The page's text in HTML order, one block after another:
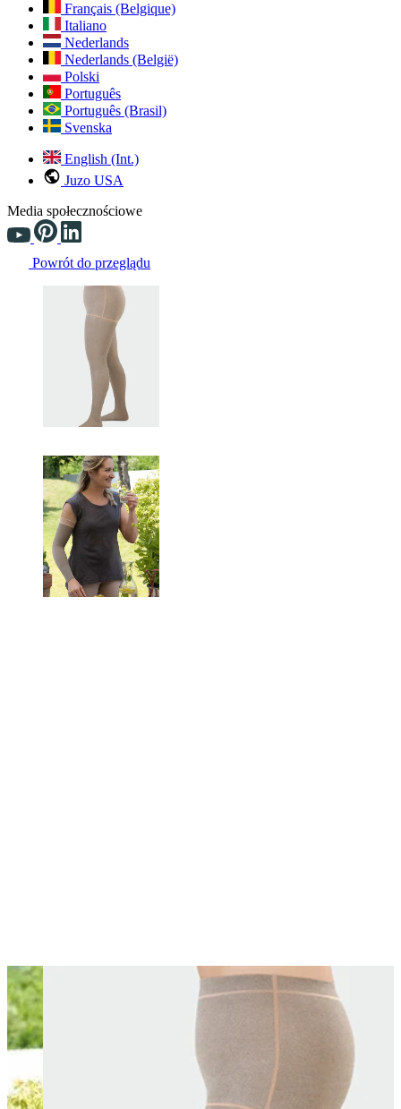
Français (Belgique)
Italiano
Nederlands
Nederlands (België)
Polski
Português
Português (Brasil)
Svenska
English (Int.)
Juzo USA
Media społecznościowe
Powrót do przeglądu